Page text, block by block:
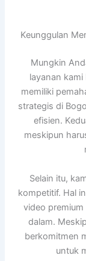
Keunggulan
Mungkin
layanan kami
memiliki
strategis di
efisien.
meskipun
Selain itu,
kompetitif. Hal
video
dalam.
berkomitmen
untuk